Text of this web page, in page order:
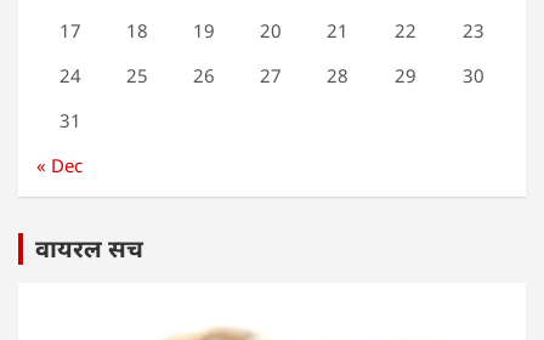
17
18 19 20 21 22
23
24
25 26 27 28 29
30
31
« Dec
वायरल सच